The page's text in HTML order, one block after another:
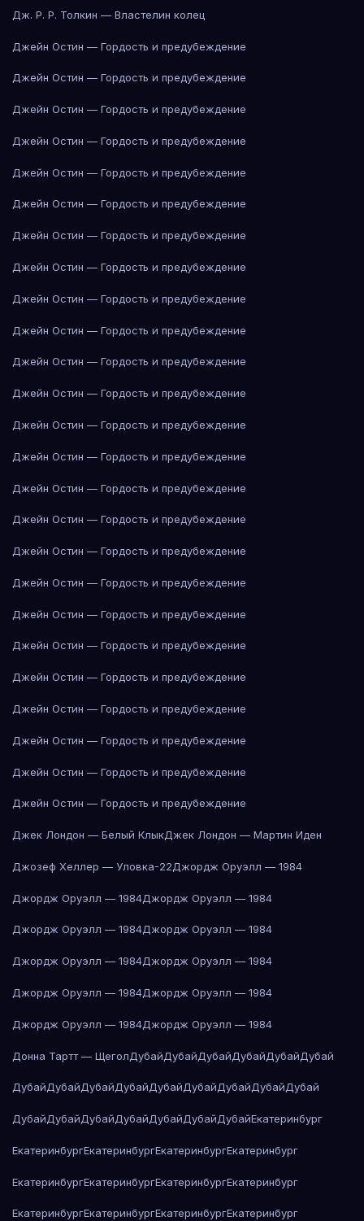
Дж. Р. Р. Толкин — Властелин колец
Джейн Остин — Гордость и предубеждение
Джейн Остин — Гордость и предубеждение
Джейн Остин — Гордость и предубеждение
Джейн Остин — Гордость и предубеждение
Джейн Остин — Гордость и предубеждение
Джейн Остин — Гордость и предубеждение
Джейн Остин — Гордость и предубеждение
Джейн Остин — Гордость и предубеждение
Джейн Остин — Гордость и предубеждение
Джейн Остин — Гордость и предубеждение
Джейн Остин — Гордость и предубеждение
Джейн Остин — Гордость и предубеждение
Джейн Остин — Гордость и предубеждение
Джейн Остин — Гордость и предубеждение
Джейн Остин — Гордость и предубеждение
Джейн Остин — Гордость и предубеждение
Джейн Остин — Гордость и предубеждение
Джейн Остин — Гордость и предубеждение
Джейн Остин — Гордость и предубеждение
Джейн Остин — Гордость и предубеждение
Джейн Остин — Гордость и предубеждение
Джейн Остин — Гордость и предубеждение
Джейн Остин — Гордость и предубеждение
Джейн Остин — Гордость и предубеждение
Джейн Остин — Гордость и предубеждение
Джек Лондон — Белый КлыкДжек Лондон — Мартин Иден
Джозеф Хеллер — Уловка-22Джордж Оруэлл — 1984
Джордж Оруэлл — 1984Джордж Оруэлл — 1984
Джордж Оруэлл — 1984Джордж Оруэлл — 1984
Джордж Оруэлл — 1984Джордж Оруэлл — 1984
Джордж Оруэлл — 1984Джордж Оруэлл — 1984
Джордж Оруэлл — 1984Джордж Оруэлл — 1984
Донна Тартт — ЩеголДубайДубайДубайДубайДубайДубай
ДубайДубайДубайДубайДубайДубайДубайДубайДубай
ДубайДубайДубайДубайДубайДубайДубайЕкатеринбург
ЕкатеринбургЕкатеринбургЕкатеринбургЕкатеринбург
ЕкатеринбургЕкатеринбургЕкатеринбургЕкатеринбург
ЕкатеринбургЕкатеринбургЕкатеринбургЕкатеринбург